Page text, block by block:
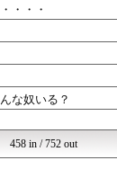
ス30over
ゲーム速報＠刃
み速報
株ETFまとめ速報
あってもの申す！！
あじあ(･∀･)
第一！ニュース録
・・・
な奴いる？
458 in / 752 out